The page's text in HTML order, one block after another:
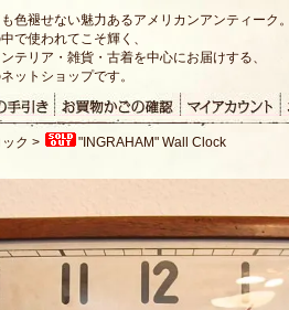
色褪せない魅力あるアメリカンアンティーク
で使われてこそ輝く、
テリア・雑貨・古着を中心にお届けする、
ットショップです。
ク > "INGRAHAM" Wall Clock